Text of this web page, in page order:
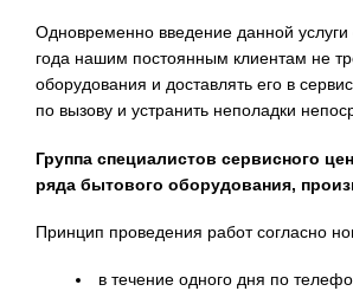
Одновременно введение данной
года нашим постоянным клиентам не
оборудования и доставлять его в
по вызову и устранить неполадки
Группа специалистов сервисного
ряда бытового оборудования,
Принцип проведения работ согласно
в течение одного дня по